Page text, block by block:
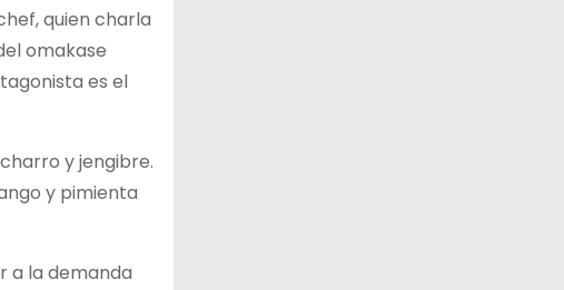
quien charla
omakase
es el
y jengibre.
y pimienta
a la demanda